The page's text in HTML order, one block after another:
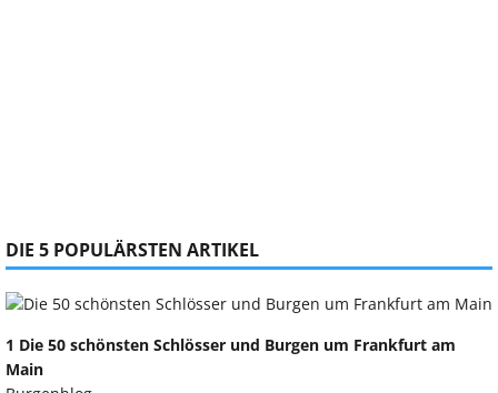
DIE 5 POPULÄRSTEN ARTIKEL
1 Die 50 schönsten Schlösser und Burgen um Frankfurt am
Main